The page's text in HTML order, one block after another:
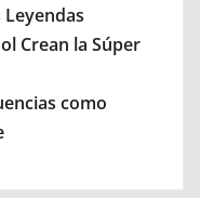
Crean la Súper
como